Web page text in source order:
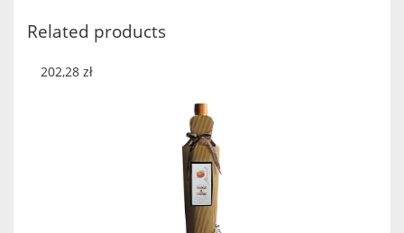
Related products
202,28 zł